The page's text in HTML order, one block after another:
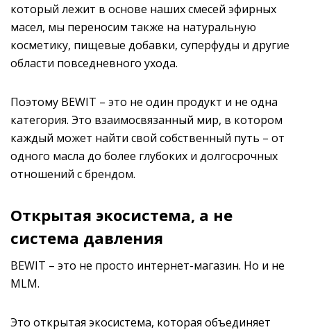
который лежит в основе наших смесей эфирных
масел, мы переносим также на натуральную
косметику, пищевые добавки, суперфуды и другие
области повседневного ухода.
Поэтому BEWIT – это не один продукт и не одна
категория. Это взаимосвязанный мир, в котором
каждый может найти свой собственный путь – от
одного масла до более глубоких и долгосрочных
отношений с брендом.
Открытая экосистема, а не
система давления
BEWIT – это не просто интернет-магазин. Но и не
MLM.
Это открытая экосистема, которая объединяет